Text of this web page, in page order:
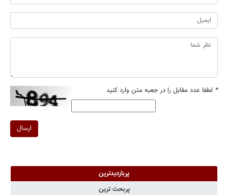
* لطفا عدد مقابل را در جعبه متن وارد کنید
ارسال
پربازدیدترین
پربحث ترین